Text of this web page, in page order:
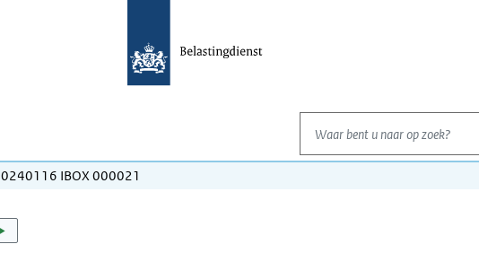
Waar bent u naar op zoek?
IBOX 000021